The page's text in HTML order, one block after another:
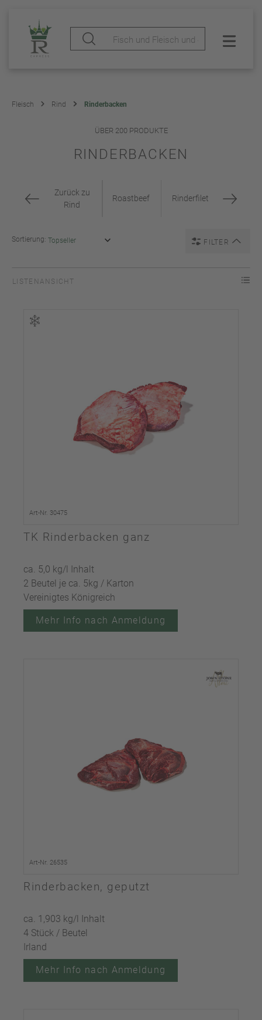
Fleisch Rind Rinderbacken
ÜBER 200 PRODUKTE
RINDERBACKEN
Zurück zu
Rind
Roastbeef Rinderfilet
FILTER
Sortierung:
LISTENANSICHT
Art-Nr. 30475
TK Rinderbacken ganz
ca. 5,0 kg/l Inhalt
2 Beutel je ca. 5kg / Karton
Vereinigtes Königreich
Mehr Info nach Anmeldung
Art-Nr. 26535
Rinderbacken, geputzt
ca. 1,903 kg/l Inhalt
4 Stück / Beutel
Irland
Mehr Info nach Anmeldung